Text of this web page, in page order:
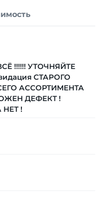
!!!!!! УТОЧНЯЙТЕ
СТАРОГО
АССОРТИМЕНТА
ДЕФЕКТ !
НЕТ !